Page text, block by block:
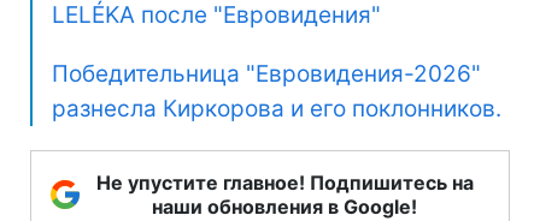
LELÉKA после "Евровидения"
Победительница "Евровидения-2026"
разнесла Киркорова и его поклонников.
Не упустите главное! Подпишитесь на
наши обновления в Google!